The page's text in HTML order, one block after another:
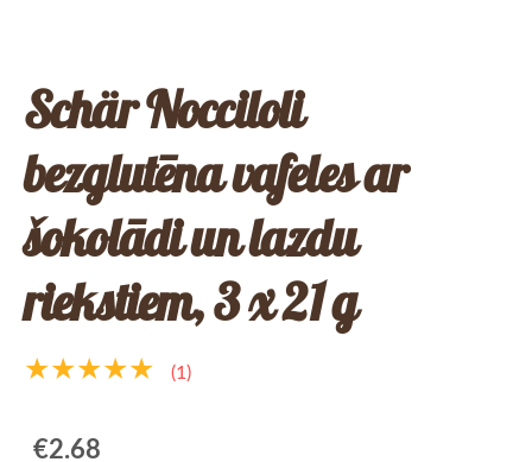
Schär Nocciloli
bezglutēna vafeles ar
šokolādi un lazdu
riekstiem, 3 x 21 g
★★★★★ (1)
€2.68